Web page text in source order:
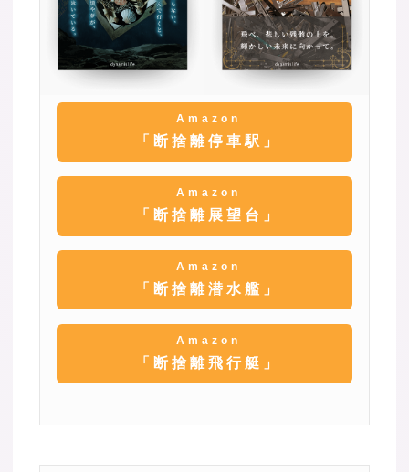
Amazon
「断捨離停車駅」
Amazon
「断捨離展望台」
Amazon
「断捨離潜水艦」
Amazon
「断捨離飛行艇」